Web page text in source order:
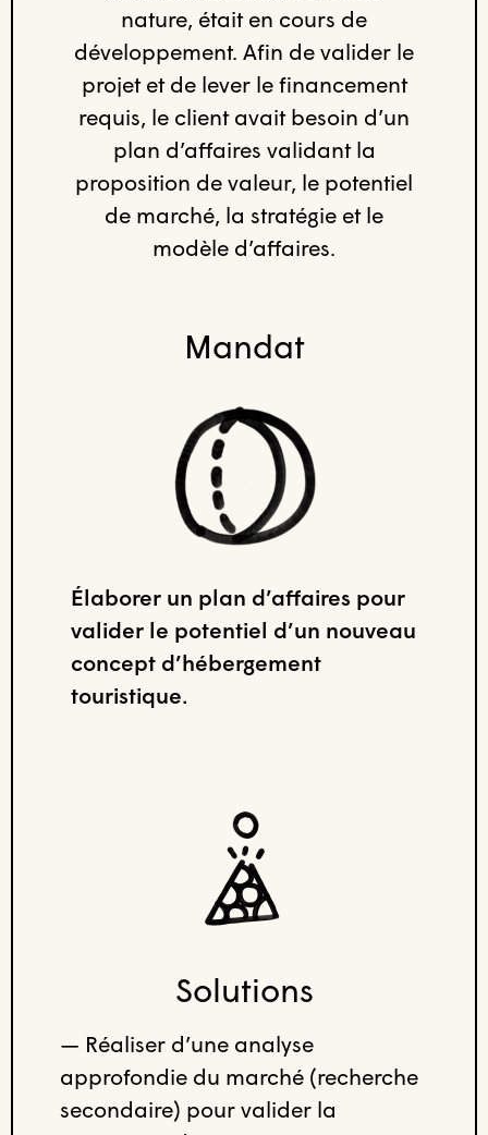
nature, était en cours de
développement. Afin de valider le
projet et de lever le financement
requis, le client avait besoin d’un
plan d’affaires validant la
proposition de valeur, le potentiel
de marché, la stratégie et le
modèle d’affaires.
Mandat
Élaborer un plan d’affaires pour
valider le potentiel d’un nouveau
concept d’hébergement
touristique.
Solutions
— Réaliser d’une analyse
approfondie du marché (recherche
secondaire) pour valider la